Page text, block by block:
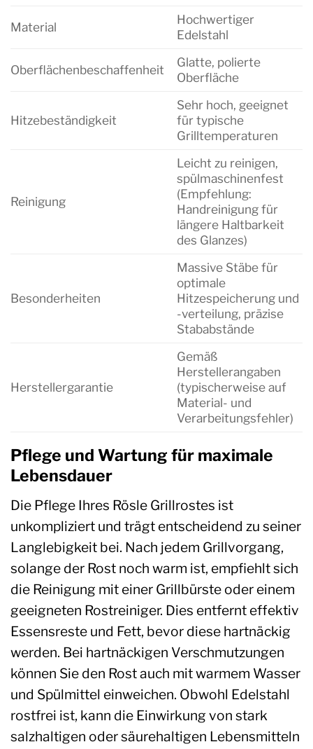
Material
Hochwertiger
Edelstahl
Oberflächenbeschaffenheit
Glatte, polierte
Oberfläche
Hitzebeständigkeit
Sehr hoch, geeignet
für typische
Grilltemperaturen
Reinigung
Leicht zu reinigen,
spülmaschinenfest
(Empfehlung:
Handreinigung für
längere Haltbarkeit
des Glanzes)
Besonderheiten
Massive Stäbe für
optimale
Hitzespeicherung und
-verteilung, präzise
Stababstände
Herstellergarantie
Gemäß
Herstellerangaben
(typischerweise auf
Material- und
Verarbeitungsfehler)
Pflege und Wartung für maximale
Lebensdauer
Die Pflege Ihres Rösle Grillrostes ist
unkompliziert und trägt entscheidend zu seiner
Langlebigkeit bei. Nach jedem Grillvorgang,
solange der Rost noch warm ist, empfiehlt sich
die Reinigung mit einer Grillbürste oder einem
geeigneten Rostreiniger. Dies entfernt effektiv
Essensreste und Fett, bevor diese hartnäckig
werden. Bei hartnäckigen Verschmutzungen
können Sie den Rost auch mit warmem Wasser
und Spülmittel einweichen. Obwohl Edelstahl
rostfrei ist, kann die Einwirkung von stark
salzhaltigen oder säurehaltigen Lebensmitteln